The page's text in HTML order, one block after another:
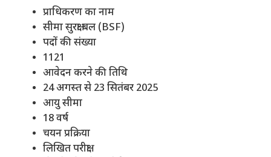
प्राधिकरण का नाम
सीमा सुरक्षा बल (BSF)
पदों की संख्या
1121
आवेदन करने की तिथि
24 अगस्त से 23 सितंबर 2025
आयु सीमा
18 वर्ष
चयन प्रक्रिया
लिखित परीक्षा